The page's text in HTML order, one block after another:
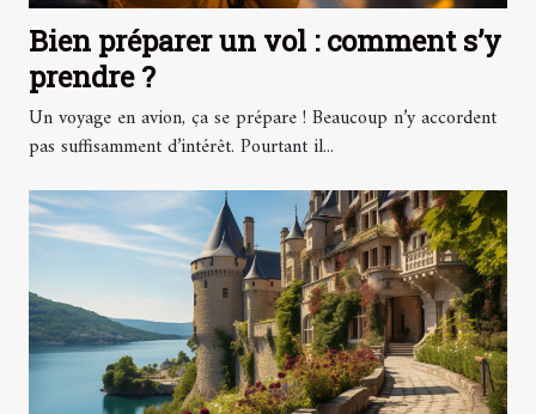
Bien préparer un vol : comment s’y
prendre ?
Un voyage en avion, ça se prépare ! Beaucoup n’y accordent
pas suffisamment d’intérêt. Pourtant il...